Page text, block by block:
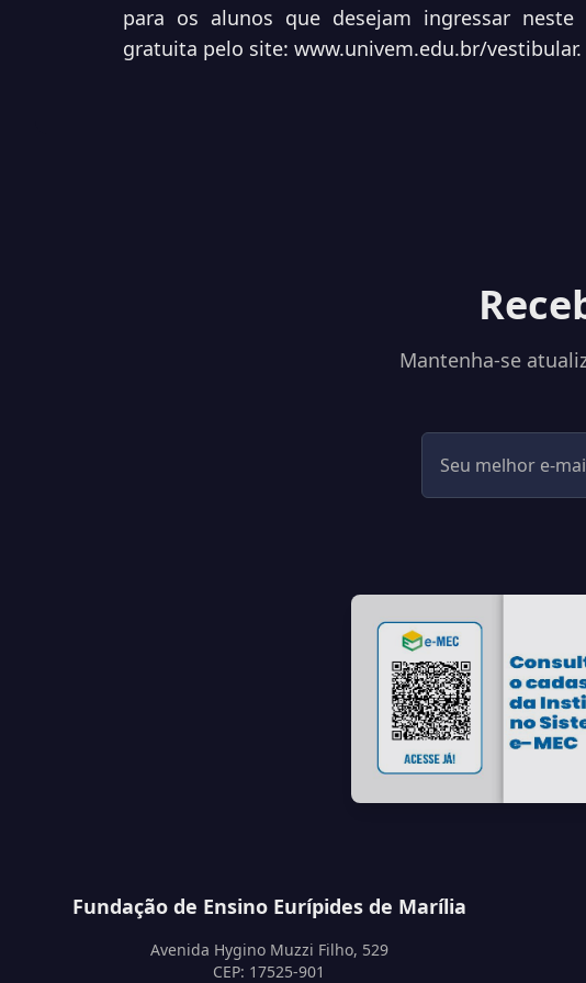
para os alunos que desejam ingressar
gratuita pelo site: www.univem.edu.br/vestibular.
Mantenha-se
Fundação de Ensino Eurípides de Marília
Avenida Hygino Muzzi Filho, 529
CEP: 17525-901